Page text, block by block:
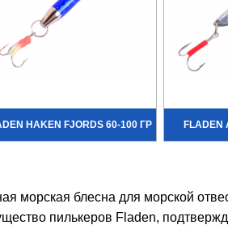
HAKEN FJORDS 60-100 ГР FLADEN
морская блесна для морской
пилькеров Fladen,